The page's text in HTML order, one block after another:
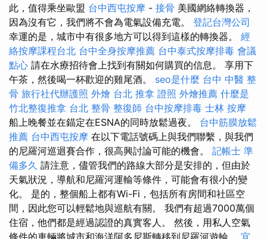
此，值得乘坐歐盟 台中西屯按摩 - 接骨 美國網絡轉換器，
因為沒有它，我們將不會為電氣設備充電。 登記台灣公司
幸運的是，城市中有很多地方可以得到這樣的轉換器。 經
絡按摩課程台北 台中全身按摩推薦 台中泰式按摩排毒 會議
點心 請在水療招待會上找到有關如何購買的信息。 享用下
午茶，然後喝一杯歡迎的雞尾酒。 seo是什麼 台中 中醫 整
骨 旅行社代辦護照 外燴 台北 推拿 證照 外燴推薦 什麼是
竹北整復推拿 台北 整骨 整復師 台中按摩排毒 士林 按摩
船上晚餐並在錨定在ESNA的同時放鬆過夜。 台中筋膜放鬆
推薦 台中西屯按摩 在以下電話號碼上與我們聯繫，與我們
的尼羅河巡迴賽合作，很高興討論可能的機會。 記帳士 準
備多久 請注意，儘管我們的路線大部分是安排的，但由於
天氣狀況，導航和尼羅河運輸等條件，可能會有很小的變
化。 是的，整個船上都有Wi-Fi，包括所有房間和社區空
間，因此您可以輕鬆地與巡航有關。 我們有超過7000萬個
住宿，他們都是經過認證的真實客人。 然後，用私人空氣
條件的車輛將城市和海洋阿多尼斯轉移到尼羅河遊輪。 宜